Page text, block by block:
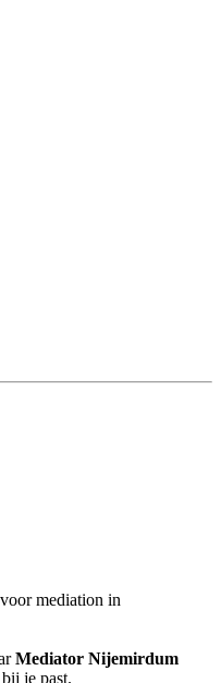
mediation in
Mediator Nijemirdum
je past.